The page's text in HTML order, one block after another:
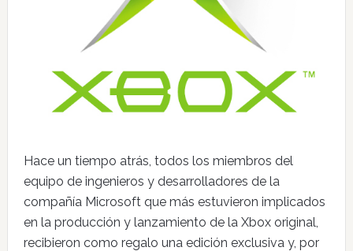
Hace un tiempo atrás, todos los miembros del
equipo de ingenieros y desarrolladores de la
compañía Microsoft que más estuvieron implicados
en la producción y lanzamiento de la Xbox original,
recibieron como regalo una edición exclusiva y, por